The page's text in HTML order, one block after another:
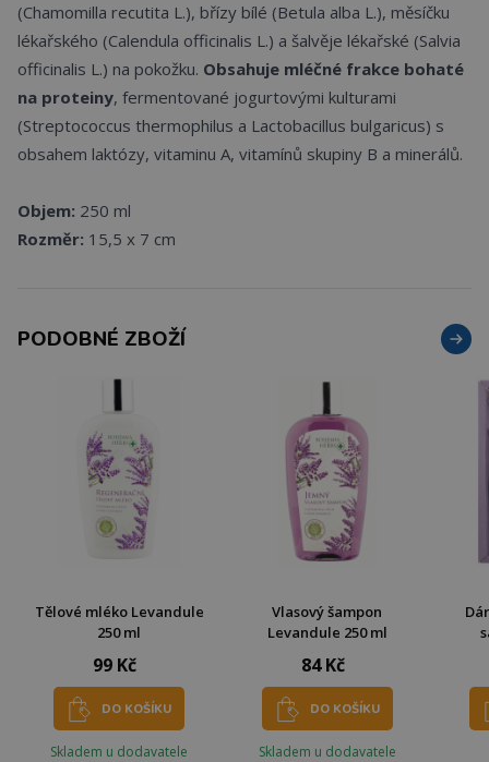
(Chamomilla recutita L.), břízy bílé (Betula alba L.), měsíčku
lékařského (Calendula officinalis L.) a šalvěje lékařské (Salvia
officinalis L.) na pokožku. Obsahuje mléčné frakce bohaté
na proteiny, fermentované jogurtovými kulturami
(Streptococcus thermophilus a Lactobacillus bulgaricus) s
obsahem laktózy, vitaminu A, vitamínů skupiny B a minerálů.
Objem: 250 ml
Rozměr: 15,5 x 7 cm
PODOBNÉ ZBOŽÍ
Tělové mléko Levandule
250 ml
99 Kč
DO KOŠÍKU
Skladem u dodavatele
Vlasový šampon
Levandule 250 ml
84 Kč
DO KOŠÍKU
Skladem u dodavatele